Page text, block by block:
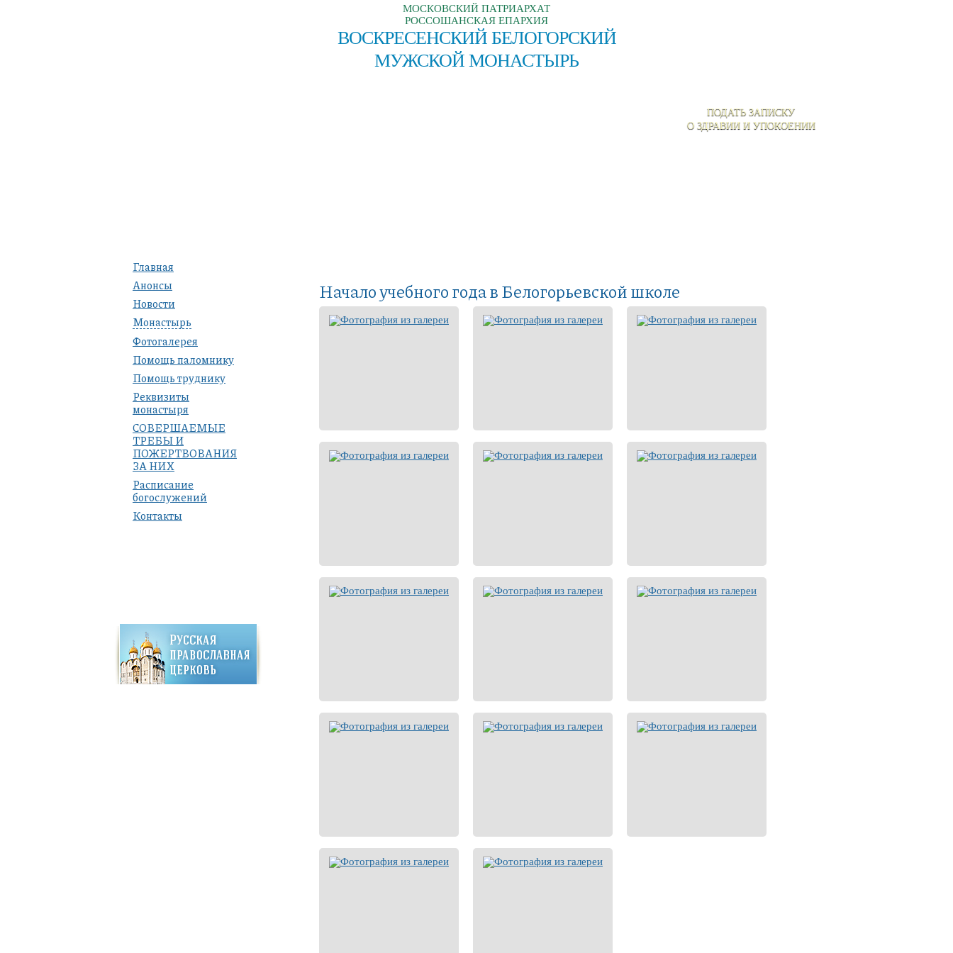
МОСКОВСКИЙ ПАТРИАРХАТ
РОССОШАНСКАЯ ЕПАРХИЯ
ВОСКРЕСЕНСКИЙ БЕЛОГОРСКИЙ
МУЖСКОЙ МОНАСТЫРЬ
ПОДАТЬ ЗАПИСКУ
О ЗДРАВИИ И УПОКОЕНИИ
Главная
Анонсы
Новости
Монастырь
Фотогалерея
Помощь паломнику
Помощь труднику
Реквизиты
монастыря
СОВЕРШАЕМЫЕ
ТРЕБЫ И
ПОЖЕРТВОВАНИЯ
ЗА НИХ
Расписание
богослужений
Контакты
Начало учебного года в Белогорьевской школе